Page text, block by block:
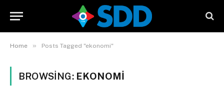
Home » Posts Tagged "ekonomi"
BROWSING: EKONOMI